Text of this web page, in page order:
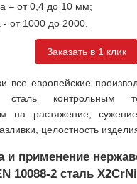
– от 0,4 до 10 мм;
от 1000 до 2000.
Заказать в 1 клик
все европейские
сталь контрольным
на растяжение,
целостность
и применение
10088-2 сталь